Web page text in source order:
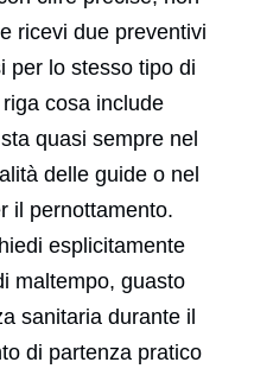
ricevi due preventivi
per lo stesso tipo di
cosa include
quasi sempre nel
delle guide o nel
il pernottamento.
esplicitamente
maltempo, guasto
sanitaria durante il
di partenza pratico